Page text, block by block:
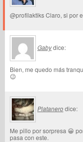
@profilaktiks Claro, si por
Gabydice:
Bien, me quedo más
😉
Platanerodice:
Me pillo por sorpresa 😀
pasa con este.